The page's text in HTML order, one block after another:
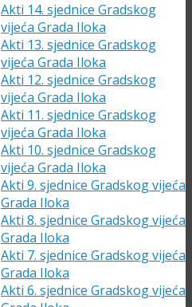
Akti 14. sjednice Gradskog
vijeća Grada Iloka
Akti 13. sjednice Gradskog
vijeća Grada Iloka
Akti 12. sjednice Gradskog
vijeća Grada Iloka
Akti 11. sjednice Gradskog
vijeća Grada Iloka
Akti 10. sjednice Gradskog
vijeća Grada Iloka
Akti 9. sjednice Gradskog vijeća
Grada Iloka
Akti 8. sjednice Gradskog vijeća
Grada Iloka
Akti 7. sjednice Gradskog vijeća
Grada Iloka
Akti 6. sjednice Gradskog vijeća